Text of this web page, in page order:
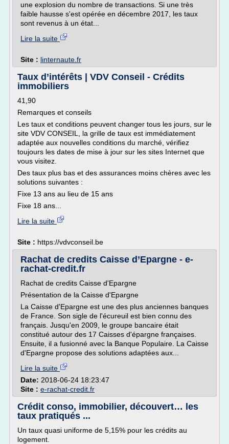
une explosion du nombre de transactions. Si une très
faible hausse s'est opérée en décembre 2017, les taux
sont revenus à un état...
Lire la suite
Site : linternaute.fr
Taux d’intérêts | VDV Conseil - Crédits
immobiliers
41,90
Remarques et conseils
Les taux et conditions peuvent changer tous les jours, sur le
site VDV CONSEIL, la grille de taux est immédiatement
adaptée aux nouvelles conditions du marché, vérifiez
toujours les dates de mise à jour sur les sites Internet que
vous visitez.
Des taux plus bas et des assurances moins chères avec les
solutions suivantes :
Fixe 13 ans au lieu de 15 ans
Fixe 18 ans...
Lire la suite
Site : https://vdvconseil.be
Rachat de credits Caisse d’Epargne - e-
rachat-credit.fr
Rachat de credits Caisse d'Epargne
Présentation de la Caisse d'Epargne
La Caisse d'Epargne est une des plus anciennes banques
de France. Son sigle de l'écureuil est bien connu des
français. Jusqu'en 2009, le groupe bancaire était
constitué autour des 17 Caisses d'épargne françaises.
Ensuite, il a fusionné avec la Banque Populaire. La Caisse
d'Epargne propose des solutions adaptées aux...
Lire la suite
Date: 2018-06-24 18:23:47
Site : e-rachat-credit.fr
Crédit conso, immobilier, découvert… les
taux pratiqués ...
Un taux quasi uniforme de 5,15% pour les crédits au
logement.